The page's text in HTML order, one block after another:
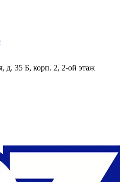
д. 35 Б, корп. 2, 2-ой этаж